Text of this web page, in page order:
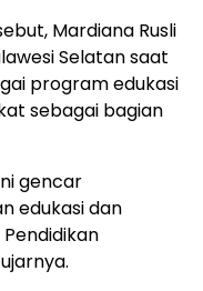
Mardiana Rusli
Selatan saat
program edukasi
sebagai bagian
gencar
edukasi dan